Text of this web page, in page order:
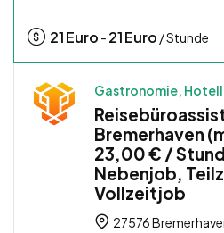
21Euro - 21Euro / Stunde
Gastronomie,
Bremerhaven
23,00 € /
Nebenjob,
Vollzeitjob
27576